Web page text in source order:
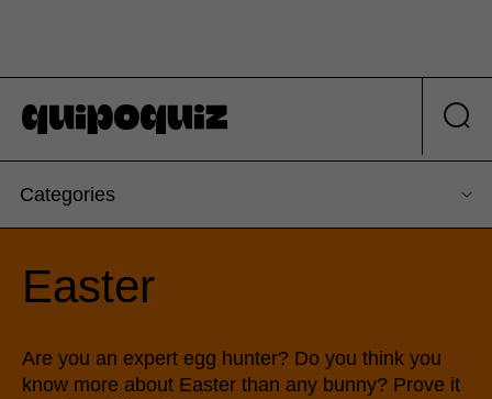
Categories
Easter
Are you an expert egg hunter? Do you think you
know more about Easter than any bunny? Prove it